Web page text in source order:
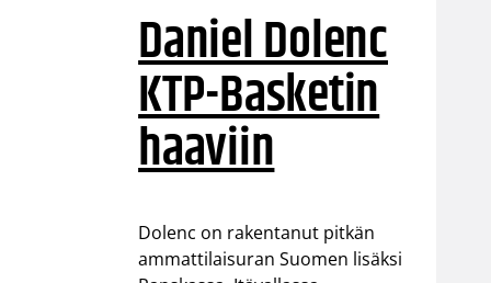
Daniel Dolenc
KTP-Basketin
haaviin
Dolenc on rakentanut pitkän
ammattilaisuran Suomen lisäksi